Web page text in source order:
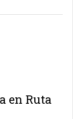
en Ruta